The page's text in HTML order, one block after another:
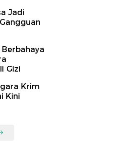
Jadi
Gizi
Krim
Kini